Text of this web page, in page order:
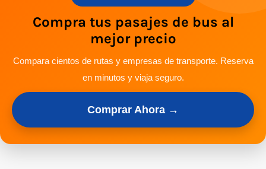
Compra tus pasajes de bus al
mejor precio
Compara cientos de rutas y empresas de transporte. Reserva
en minutos y viaja seguro.
Comprar Ahora →